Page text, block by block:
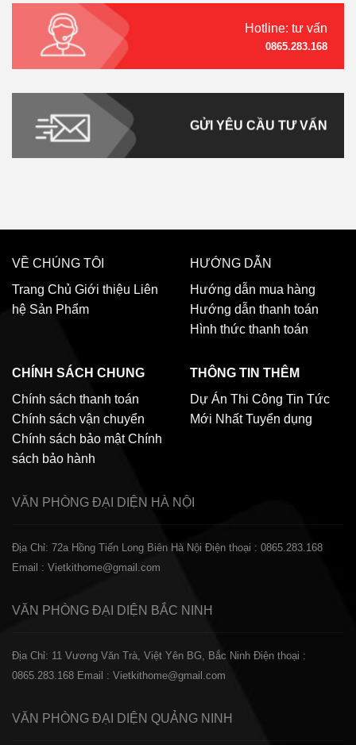
Hotline: tư vấn
0865.283.168
GỬI YÊU CẦU TƯ VẤN
VỀ CHÚNG TÔI
Trang Chủ Giới thiệu Liên
hệ Sản Phẩm
HƯỚNG DẪN
Hướng dẫn mua hàng
Hướng dẫn thanh toán
Hình thức thanh toán
CHÍNH SÁCH CHUNG
Chính sách thanh toán
Chính sách vận chuyển
Chính sách bảo mật Chính
sách bảo hành
THÔNG TIN THÊM
Dự Án Thi Công Tin Tức
Mới Nhất Tuyển dụng
VĂN PHÒNG ĐẠI DIỆN HÀ NỘI
Địa Chỉ: 72a Hồng Tiến Long Biên Hà Nội Điện thoại : 0865.283.168
Email : Vietkithome@gmail.com
VĂN PHÒNG ĐẠI DIỆN BẮC NINH
Địa Chỉ: 11 Vương Văn Trà, Việt Yên BG, Bắc Ninh Điện thoại :
0865.283.168 Email : Vietkithome@gmail.com
VĂN PHÒNG ĐẠI DIỆN QUẢNG NINH